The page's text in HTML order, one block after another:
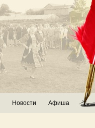
Новости Афиша